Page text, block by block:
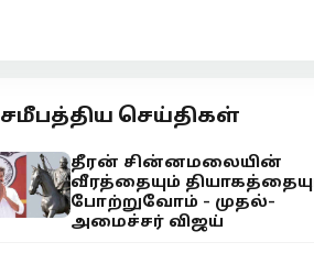
சமீபத்திய செய்திகள்
தீரன் சின்னமலையின்
வீரத்தையும்
போற்றுவோம் - முதல்-
அமைச்சர் விஜய்